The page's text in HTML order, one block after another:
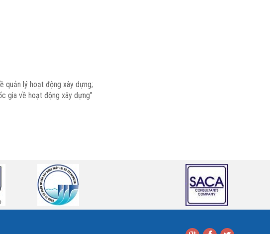
quản lý hoạt động xây dựng;
gia về hoạt động xây dựng”